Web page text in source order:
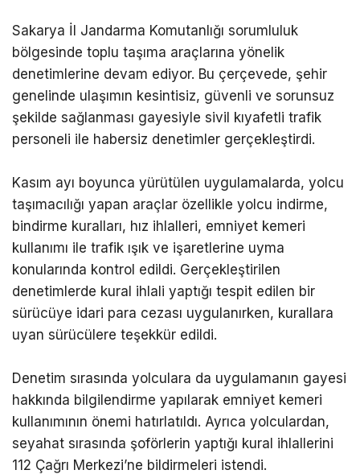
Sakarya İl Jandarma Komutanlığı sorumluluk
bölgesinde toplu taşıma araçlarına yönelik
denetimlerine devam ediyor. Bu çerçevede, şehir
genelinde ulaşımın kesintisiz, güvenli ve sorunsuz
şekilde sağlanması gayesiyle sivil kıyafetli trafik
personeli ile habersiz denetimler gerçekleştirdi.
Kasım ayı boyunca yürütülen uygulamalarda, yolcu
taşımacılığı yapan araçlar özellikle yolcu indirme,
bindirme kuralları, hız ihlalleri, emniyet kemeri
kullanımı ile trafik ışık ve işaretlerine uyma
konularında kontrol edildi. Gerçekleştirilen
denetimlerde kural ihlali yaptığı tespit edilen bir
sürücüye idari para cezası uygulanırken, kurallara
uyan sürücülere teşekkür edildi.
Denetim sırasında yolculara da uygulamanın gayesi
hakkında bilgilendirme yapılarak emniyet kemeri
kullanımının önemi hatırlatıldı. Ayrıca yolculardan,
seyahat sırasında şoförlerin yaptığı kural ihlallerini
112 Çağrı Merkezi’ne bildirmeleri istendi.